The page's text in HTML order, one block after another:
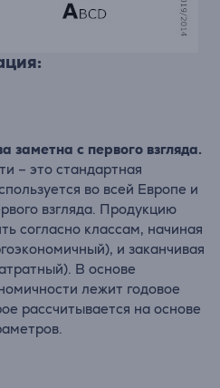
заметна с первого взгляда.
– это стандартная
во всей Европе и
взгляда. Продукцию
согласно классам, начиная
и заканчивая
В основе
лежит годовое
рассчитывается на основе